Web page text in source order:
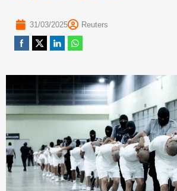
31/03/2025 Reuters